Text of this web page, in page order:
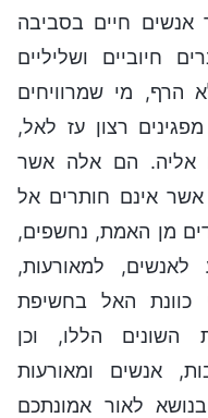
חיים בסביבה
חיוביים ושליליים
הרף, מי שמרוויחים
רצון עז לאל,
אליה. הם אלה אשר
אינם חותרים אל
מן האמת, נחשפים,
לאנשים, למאורעות,
כוונת האל בחשיפת
השונים הללו, וכן
אנשים ומאורעות
לאור אמונתכם